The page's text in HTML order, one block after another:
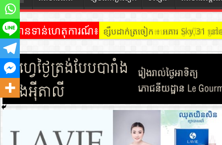
ព័ត៌មានទាន់ហេតុការណ៍៖ ខ្សឹបដាក់ត្រចៀក ៖ អគារ Sky 31